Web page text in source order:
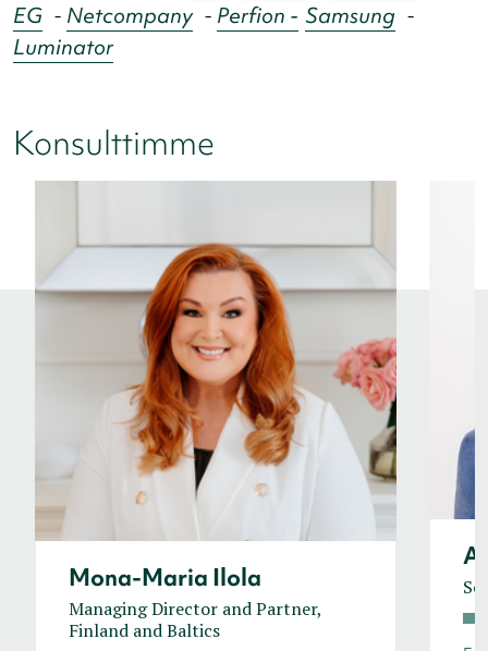
EG - Netcompany - Perfion - Samsung -
Luminator
Konsulttimme
Mona-Maria Ilola
Managing Director and Partner,
Finland and Baltics